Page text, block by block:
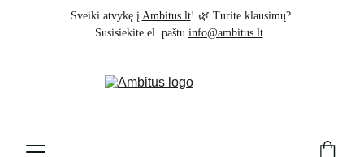
Sveiki atvykę į Ambitus.lt! 🌿 Turite klausimų?
Susisiekite el. paštu info@ambitus.lt .